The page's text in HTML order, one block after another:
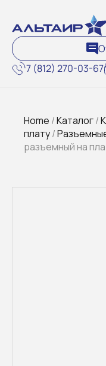
7 (812) 270-03-67
Home /Каталог/
плату/
разъемный на